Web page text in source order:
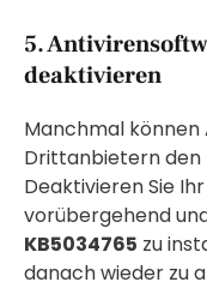
5.
deaktivieren
Manchmal
Drittanbietern den
Deaktivieren Sie
vorübergehend
KB5034765 zu
danach wieder zu